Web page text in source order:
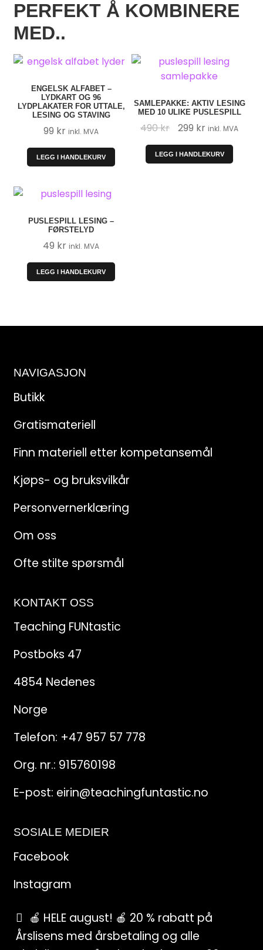
PERFEKT Å KOMBINERE
MED..
ENGELSK ALFABET –
LYDKART OG 96
LYDPLAKATER FOR UTTALE,
LESING OG STAVING
99 kr inkl. MVA
LEGG I HANDLEKURV
SAMLEPAKKE: AKTIV LESING
MED 10 ULIKE PUSLESPILL
490kr
Opprinnelig
pris
var:
299 krNåværende
pris
er:
inkl. MVA
LEGG I HANDLEKURV
PUSLESPILL LESING –
FØRSTELYD
49 kr inkl. MVA
LEGG I HANDLEKURV
NAVIGASJON
Butikk
Gratismateriell
Finn materiell etter kompetansemål
Kjøps- og bruksvilkår
Personvernerklæring
Om oss
Ofte stilte spørsmål
KONTAKT OSS
Teaching FUNtastic
Postboks 47
4854 Nedenes
Norge
Telefon: +47 957 57 778
Org. nr.: 915760198
E-post: eirin@teachingfuntastic.no
SOSIALE MEDIER
Facebook
Instagram
Pinterest
SnapChat
🍎 HELE august! 🍎 20 % rabatt på
Årslisens med årsbetaling og alle